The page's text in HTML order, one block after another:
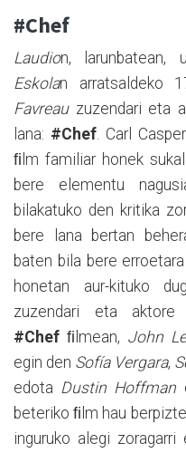
#Chef
Laudion, larunbatean,
Eskolan arratsaldeko
Favreauzuzendari eta
lana: #Chef. Carl
ﬁlm familiar honek
bere elementu
bilakatuko den kritika
bere lana bertan
baten bila bere
honetan aur-kituko
zuzendari eta aktore
#Chef ﬁlmean, John
egin den Sofía Vergara,
edota Dustin Hoffman
beteriko ﬁlm hau
inguruko alegi